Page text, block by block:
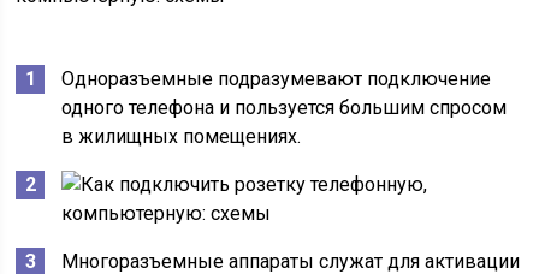
Одноразъемные подразумевают подключение
одного телефона и пользуется большим спросом
в жилищных помещениях.
Многоразъемные аппараты служат для активации